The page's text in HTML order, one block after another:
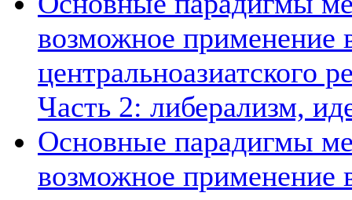
возможное применение
центральноазиатского
Часть 2: либерализм,
Основные парадигмы
возможное применение